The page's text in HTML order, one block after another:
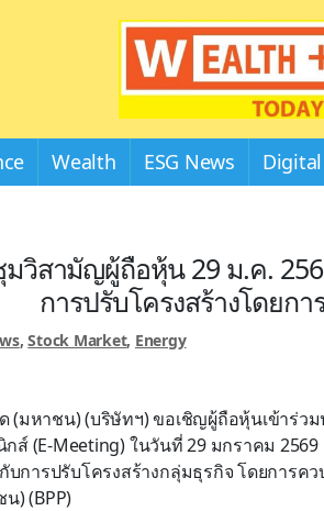
Wealth ESG News
วิสามัญผู้ถือหุ้น 29 ม.ค.
การปรับโครงสร้างโดยก
,Stock Market, Energy
(มหาชน) (บริษัทฯ) ขอเชิญผู้ถือหุ้นเข้าร่ว
ส์ (E-Meeting) ในวันที่ 29 มกราคม
บการปรับโครงสร้างกลุ่มธุรกิจ โดยการค
) (BPP)